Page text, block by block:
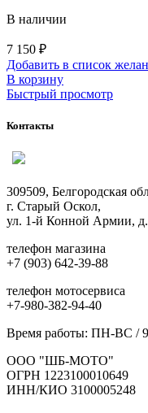
В наличии
7 150 ₽
Добавить в список
В корзину
Быстрый просмотр
Контакты
309509, Белгородская
г. Старый Оскол,
ул. 1-й Конной Армии,
телефон магазина
+7 (903) 642-39-88
телефон мотосервиса
+7-980-382-94-40
Время работы: ПН-ВС /
ООО "ШБ-МОТО"
ОГРН 1223100010649
ИНН/КИО 3100005248